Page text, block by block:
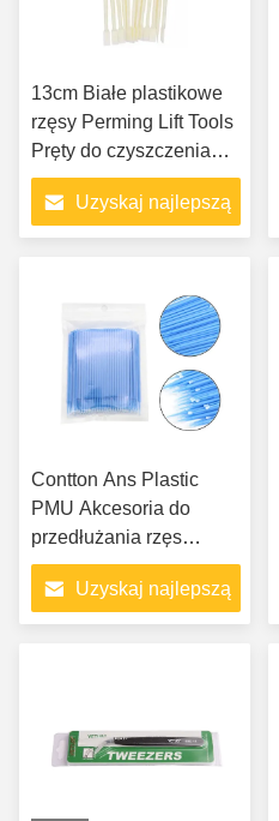
13cm Białe plastikowe
rzęsy Perming Lift Tools
Pręty do czyszczenia
rzęs do sperate
Uzyskaj najlepszą
Contton Ans Plastic
PMU Akcesoria do
przedłużania rzęs
Jednorazowe pędzle do
makijażu tuszu do rzęs
Uzyskaj najlepszą